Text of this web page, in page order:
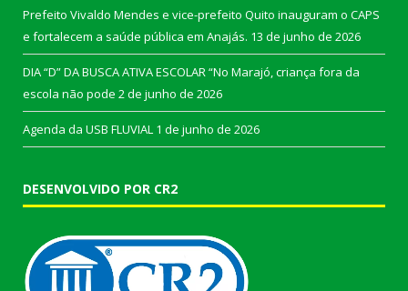
Prefeito Vivaldo Mendes e vice-prefeito Quito inauguram o CAPS
e fortalecem a saúde pública em Anajás. 13 de junho de 2026
DIA “D” DA BUSCA ATIVA ESCOLAR “No Marajó, criança fora da
escola não pode 2 de junho de 2026
Agenda da USB FLUVIAL 1 de junho de 2026
DESENVOLVIDO POR CR2